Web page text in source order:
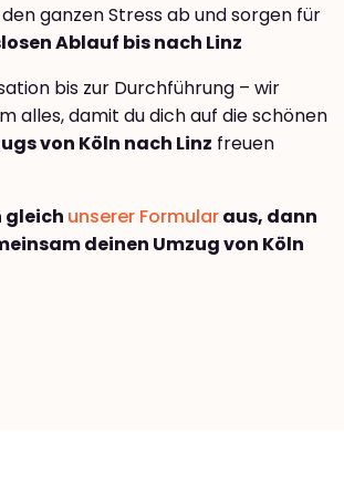
ganzen Stress ab und sorgen für
Ablauf bis nach Linz
bis zur Durchführung – wir
alles, damit du dich auf die schönen
von Köln nach Linz freuen
gleich unserer Formularaus, dann
deinen Umzug von Köln